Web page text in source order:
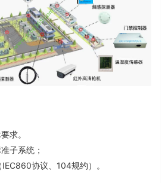
求。
子系统；
IEC860协议、 104规约）。